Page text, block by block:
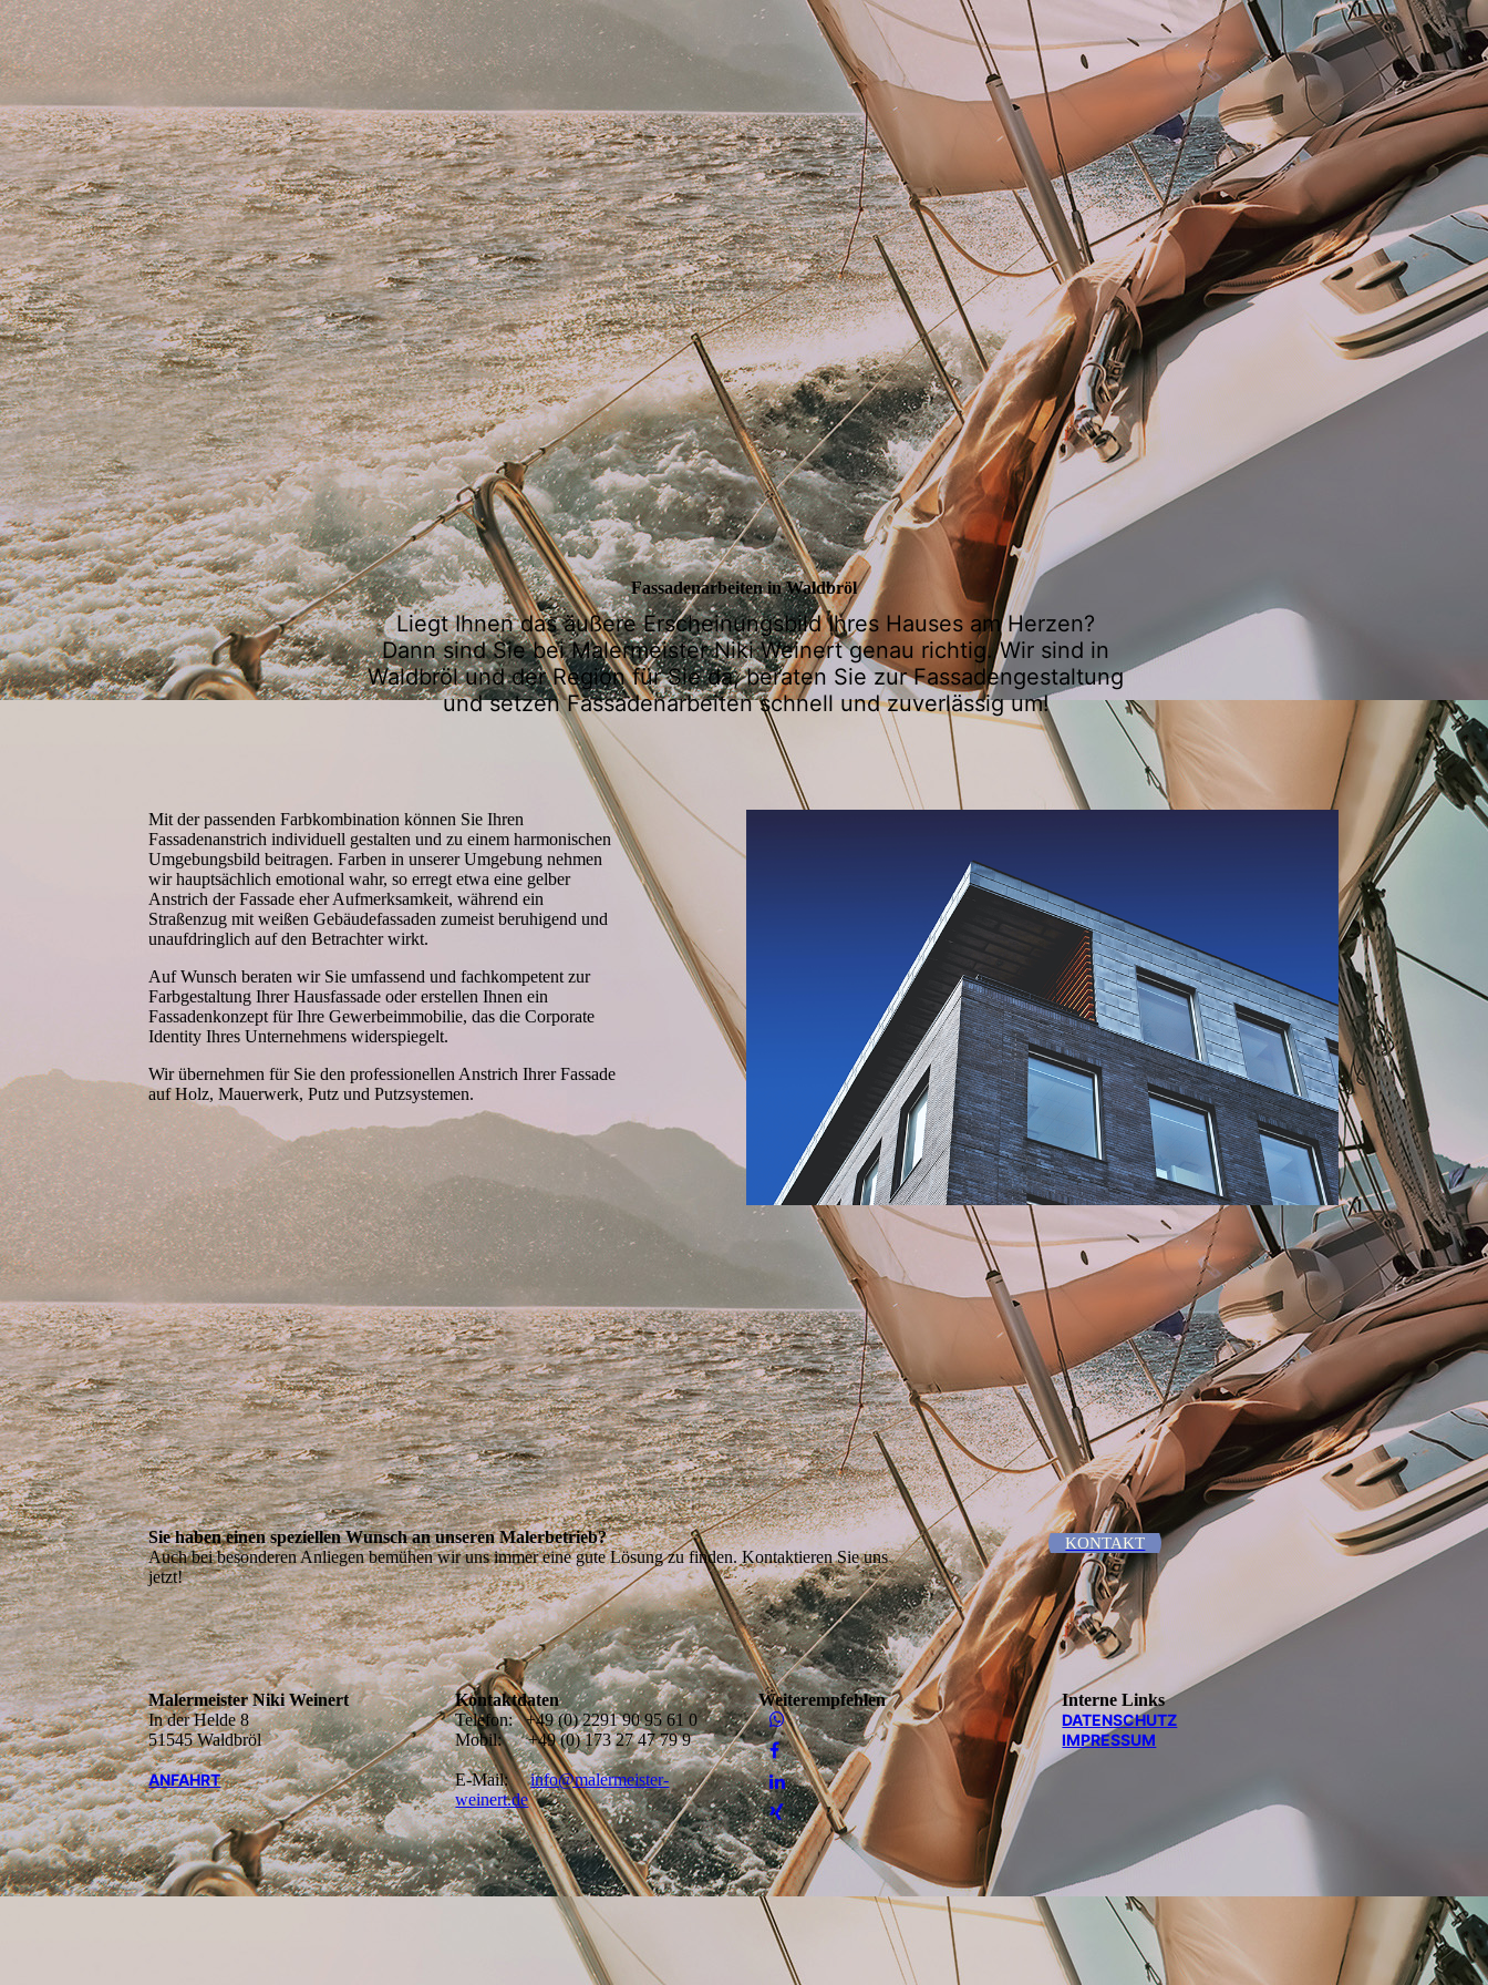
Fassaden­arbeiten in Waldbröl
Liegt Ihnen das äußere Erscheinungsbild Ihres Hauses am Herzen?
Dann sind Sie bei Malermeister Niki Weinert genau richtig. Wir sind in
Waldbröl und der Region für Sie da, beraten Sie zur Fassaden­gestaltung
und setzen Fassadenarbeiten schnell und zuverlässig um!
Mit der passenden Farbkombination können Sie Ihren
Fassadenanstrich individuell gestalten und zu einem harmonischen
Umgebungsbild beitragen. Farben in unserer Umgebung nehmen
wir hauptsächlich emotional wahr, so erregt etwa eine gelber
Anstrich der Fassade eher Aufmerksamkeit, während ein
Straßenzug mit weißen Gebäudefassaden zumeist beruhigend und
unaufdringlich auf den Betrachter wirkt.
Auf Wunsch beraten wir Sie umfassend und fachkompetent zur
Farb­gestal­tung Ihrer Hausfassade oder erstellen Ihnen ein
Fassaden­konzept für Ihre Gewerbeimmobilie, das die Corporate
Identity Ihres Unternehmens widerspiegelt.
Wir übernehmen für Sie den professionellen Anstrich Ihrer Fassade
auf Holz, Mauerwerk, Putz und Putzsystemen.
Sie haben einen speziellen Wunsch an unseren Malerbetrieb?
Auch bei besonderen Anliegen bemühen wir uns immer eine gute Lösung zu finden. Kontaktieren Sie uns
jetzt!
KONTAKT
Malermeister Niki Weinert
In der Helde 8
51545 Waldbröl
ANFAHRT
Kontaktdaten
Telefon: +49 (0) 2291 90 95 61 0
Mobil: +49 (0) 173 27 47 79 9
E-Mail:info@malermeister-
weinert.de
Weiterempfehlen
Interne Links
DATEN­SCHUTZ
IMPRESSUM